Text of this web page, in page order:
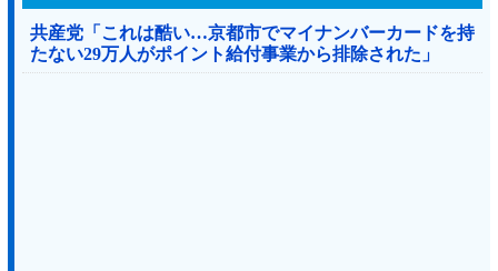
共産党「これは酷い…京都市でマイナンバーカードを持
たない29万人がポイント給付事業から排除された」